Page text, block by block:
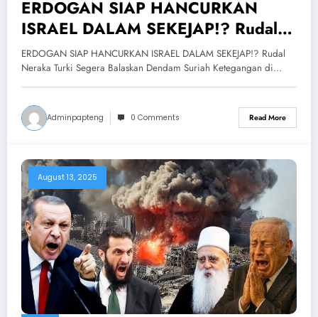
ERDOGAN SIAP HANCURKAN
ISRAEL DALAM SEKEJAP!? Rudal
Neraka Turki Segera Balaskan
Dendam Suriah
ERDOGAN SIAP HANCURKAN ISRAEL DALAM SEKEJAP!? Rudal
Neraka Turki Segera Balaskan Dendam Suriah Ketegangan di…
Adminpapteng 0 Comments Read More
August 13, 2025